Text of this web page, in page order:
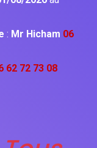
: Mr Hicham 06
62 72 73 08